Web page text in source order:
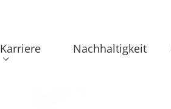
Karriere Nachhaltigkeit